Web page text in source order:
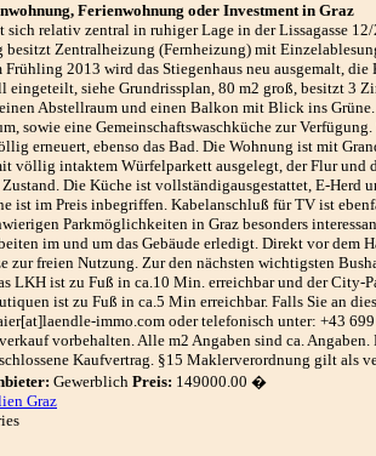
Ferienwohnung oder Investment in Graz
relativ zentral in ruhiger Lage in der Lissagasse
Zentralheizung (Fernheizung) mit
Frühling 2013 wird das Stiegenhaus neu ausgemalt,
siehe Grundrissplan, 80 m2 groß, besitzt 3
Abstellraum und einen Balkon mit Blick ins
sowie eine Gemeinschaftswaschküche zur
erneuert, ebenso das Bad. Die Wohnung ist mit
völlig intaktem Würfelparkett ausgelegt, der Flur
Die Küche ist vollständigausgestattet, E-
ist im Preis inbegriffen. Kabelanschluß für TV ist
Parkmöglichkeiten in Graz besonders
im und um das Gebäude erledigt. Direkt vor dem
zur freien Nutzung. Zur den nächsten wichtigsten
LKH ist zu Fuß in ca.10 Min. erreichbar und der City-
ist zu Fuß in ca.5 Min erreichbar. Falls Sie an
immo.com oder telefonisch unter: +43
vorbehalten. Alle m2 Angaben sind ca.
Kaufvertrag. §15 Maklerverordnung gilt als
Gewerblich Preis: 149000.00 �
Graz